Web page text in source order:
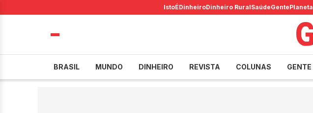
IstoÉDinheiroDinheiro RuralSaúdeGentePlaneta
BRASIL MUNDO DINHEIRO REVISTA COLUNAS GENTE